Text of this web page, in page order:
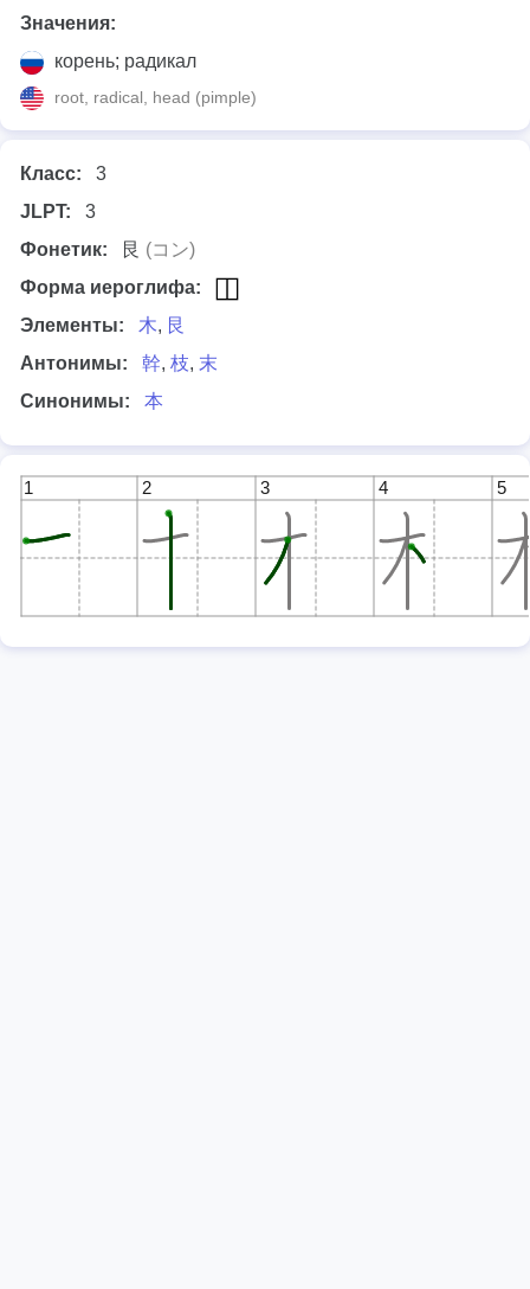
Значения:
корень; радикал
root, radical, head (pimple)
Класс:
3
JLPT:
3
Фонетик:
艮 (コン)
Форма иероглифа:
Элементы:
木, 艮
Антонимы:
幹, 枝, 末
Синонимы:
本
1 2 3 4 5